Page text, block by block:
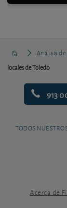
Análisis
locales de Toledo
913
TODOS
Acerca de